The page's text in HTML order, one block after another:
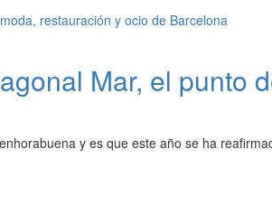
Mar, el
y es que este año se ha